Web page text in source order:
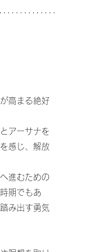
高まる絶好
アーサナを
感じ、解放
進むための
期でもあ
み出す勇気